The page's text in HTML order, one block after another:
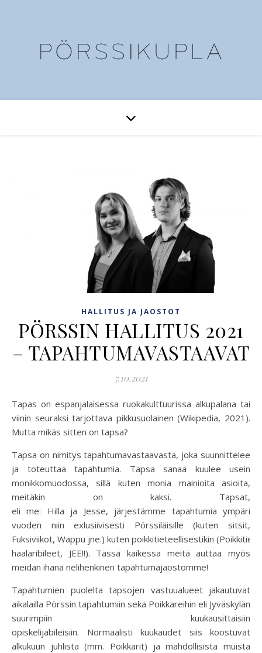
HALLITUS JA JAOSTOT
PÖRSSIN HALLITUS 2021
– TAPAHTUMAVASTAAVAT
7.10.2021
Tapas on espanjalaisessa ruokakulttuurissa alkupalana tai
viinin seuraksi tarjottava pikkusuolainen (Wikipedia, 2021).
Mutta mikäs sitten on tapsa?
Tapsa on nimitys tapahtumavastaavasta, joka suunnittelee
ja toteuttaa tapahtumia. Tapsa sanaa kuulee usein
monikkomuodossa, sillä kuten monia mainioita asioita,
meitäkin on kaksi. Tapsat,
eli me: Hilla ja Jesse, järjestämme tapahtumia ympäri
vuoden niin exlusiivisesti Pörssiläisille (kuten sitsit,
Fuksiviikot, Wappu jne.) kuten poikkitieteellisestikin
haalaribileet, JEE!!). Tässä kaikessa meitä auttaa myös
meidän ihana nelihenkinen tapahtumajaostomme!
Tapahtumien puolelta tapsojen vastuualueet jakautuvat
aikalailla Pörssin tapahtumiin sekä Poikkareihin eli Jyväskylän
suurimpiin kuukausittaisiin
opiskelijabileisiin. Normaalisti kuukaudet siis koostuvat
alkukuun juhlista (mm. Poikkarit) ja mahdollisista muista